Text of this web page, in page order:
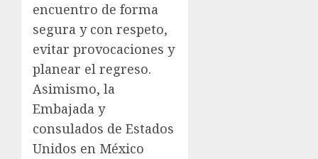
encuentro de forma
segura y con respeto,
evitar provocaciones y
planear el regreso.
Asimismo, la
Embajada y
consulados de Estados
Unidos en México